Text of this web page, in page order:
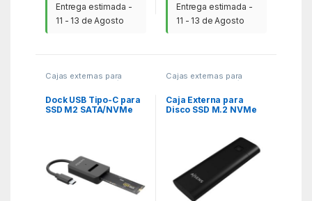
Entrega estimada -
11 - 13 de Agosto
Entrega estimada -
11 - 13 de Agosto
Cajas externas para
Periféricos
Dock USB Tipo-C para
SSD M2 SATA/NVMe
Cajas externas para
Periféricos
Caja Externa para
Disco SSD M.2 NVMe